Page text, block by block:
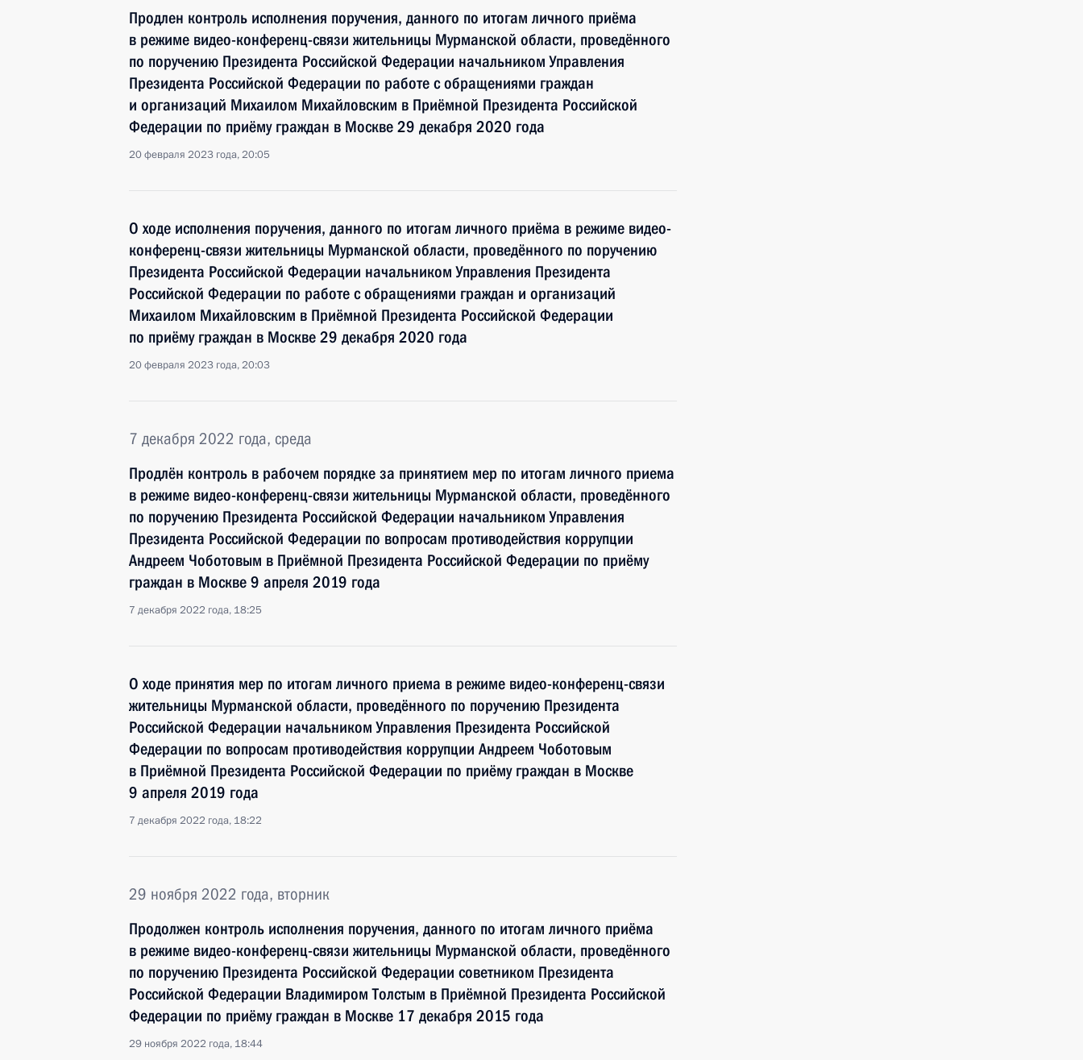
Продлен контроль исполнения поручения, данного по итогам личного приёма
в режиме видео-конференц-связи жительницы Мурманской области, проведённого
по поручению Президента Российской Федерации начальником Управления
Президента Российской Федерации по работе с обращениями граждан
и организаций Михаилом Михайловским в Приёмной Президента Российской
Федерации по приёму граждан в Москве 29 декабря 2020 года
20 февраля 2023 года, 20:05
О ходе исполнения поручения, данного по итогам личного приёма в режиме видео-
конференц-связи жительницы Мурманской области, проведённого по поручению
Президента Российской Федерации начальником Управления Президента
Российской Федерации по работе с обращениями граждан и организаций
Михаилом Михайловским в Приёмной Президента Российской Федерации
по приёму граждан в Москве 29 декабря 2020 года
20 февраля 2023 года, 20:03
7 декабря 2022 года, среда
Продлён контроль в рабочем порядке за принятием мер по итогам личного приема
в режиме видео-конференц-связи жительницы Мурманской области, проведённого
по поручению Президента Российской Федерации начальником Управления
Президента Российской Федерации по вопросам противодействия коррупции
Андреем Чоботовым в Приёмной Президента Российской Федерации по приёму
граждан в Москве 9 апреля 2019 года
7 декабря 2022 года, 18:25
О ходе принятия мер по итогам личного приема в режиме видео-конференц-связи
жительницы Мурманской области, проведённого по поручению Президента
Российской Федерации начальником Управления Президента Российской
Федерации по вопросам противодействия коррупции Андреем Чоботовым
в Приёмной Президента Российской Федерации по приёму граждан в Москве
9 апреля 2019 года
7 декабря 2022 года, 18:22
29 ноября 2022 года, вторник
Продолжен контроль исполнения поручения, данного по итогам личного приёма
в режиме видео-конференц-связи жительницы Мурманской области, проведённого
по поручению Президента Российской Федерации советником Президента
Российской Федерации Владимиром Толстым в Приёмной Президента Российской
Федерации по приёму граждан в Москве 17 декабря 2015 года
29 ноября 2022 года, 18:44